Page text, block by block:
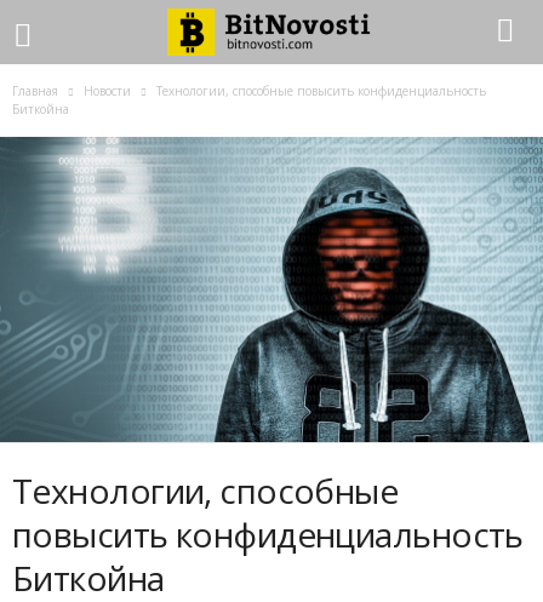
Главная Новости
Технологии, способные повысить конфиденциальность
Биткойна
Технологии, способные
повысить конфиденциальность
Биткойна